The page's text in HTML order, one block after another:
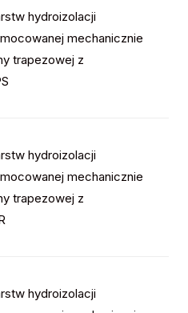
hydroizolacji
mechanicznie
trapezowej z
hydroizolacji
mechanicznie
trapezowej z
hydroizolacji